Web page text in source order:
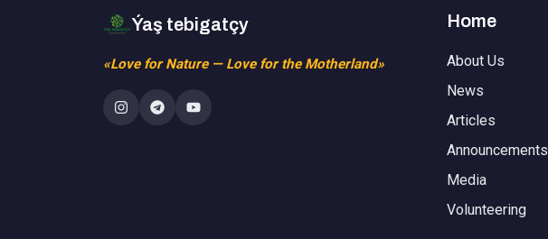
Ýaş tebigatçy
«Love for Nature — Love for the Motherland»
Home
About Us
News
Articles
Announcements
Media
Volunteering